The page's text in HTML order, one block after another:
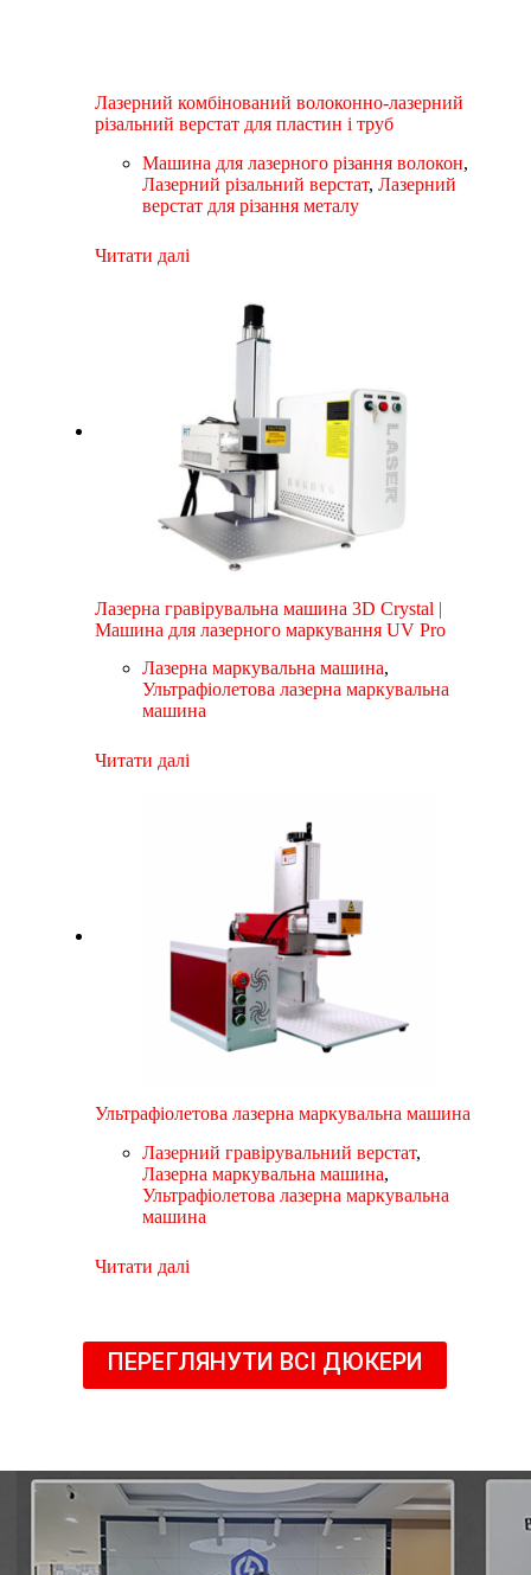
Лазерний комбінований волоконно-лазерний
різальний верстат для пластин і труб
Машина для лазерного різання волокон,
Лазерний різальний верстат,Лазерний
верстат для різання металу
Читати далі
Лазерна гравірувальна машина 3D Crystal |
Машина для лазерного маркування UV Pro
Лазерна маркувальна машина,
Ультрафіолетова лазерна маркувальна
машина
Читати далі
Ультрафіолетова лазерна маркувальна машина
Лазерний гравірувальний верстат,
Лазерна маркувальна машина,
Ультрафіолетова лазерна маркувальна
машина
Читати далі
ПЕРЕГЛЯНУТИ ВСІ ДЮКЕРИ